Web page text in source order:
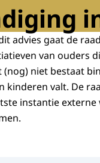
advies gaat de
van ouders
(nog) niet bestaat
kinderen valt. De
instantie